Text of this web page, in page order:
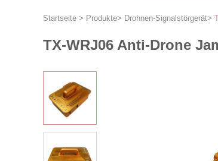
Startseite > Produkte> Drohnen-Signalstörgerät>
TX-WRJ06 Anti-Drone